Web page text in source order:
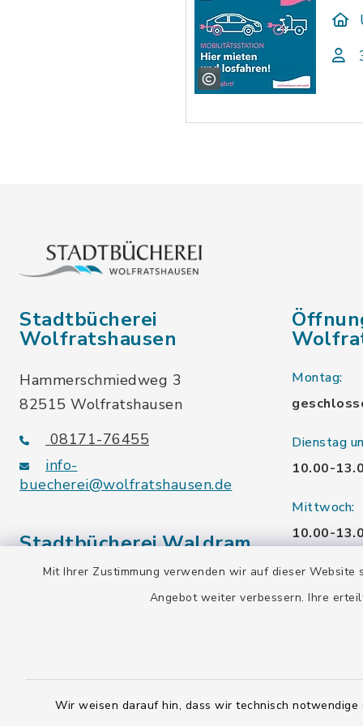
Mit Ihrer Zustimmung verwenden wir auf dieser
Angebot weiter verbessern. Ihre
Wir weisen darauf hin, dass wir technisch
Stadtbücherei
Wolfratshausen
Hammerschmiedweg 3
82515 Wolfratshausen
08171-76455
info-
buecherei@wolfratshausen.de
Stadtbücherei Waldram
Kardinal-Wendel-Str. 96
82515 Wolfratshausen
Montag:
Dienstag
10.00-
Mittwoch:
10.00-
15.00-
Freitag: